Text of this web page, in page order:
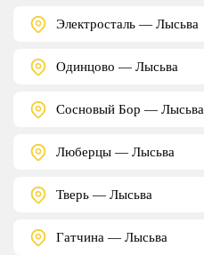
Электросталь — Лысьва
Одинцово — Лысьва
Сосновый Бор — Лысьва
Люберцы — Лысьва
Тверь — Лысьва
Гатчина — Лысьва